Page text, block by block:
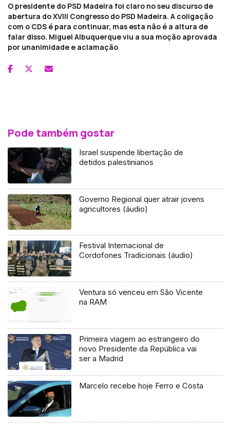
O presidente do PSD Madeira foi claro no seu discurso de
abertura do XVIII Congresso do PSD Madeira. A coligação
com o CDS é para continuar, mas esta não é a altura de
falar disso. Miguel Albuquerque viu a sua moção aprovada
por unanimidade e aclamação
Pode também gostar
Israel suspende libertação de
detidos palestinianos
Governo Regional quer atrair jovens
agricultores (áudio)
Festival Internacional de
Cordofones Tradicionais (áudio)
Ventura só venceu em São Vicente
na RAM
Primeira viagem ao estrangeiro do
novo Presidente da República vai
ser a Madrid
Marcelo recebe hoje Ferro e Costa